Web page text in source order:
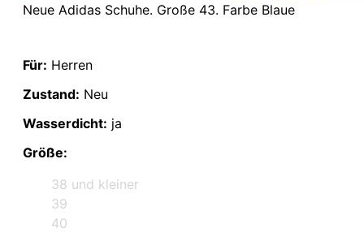
Neue Adidas Schuhe. Große 43. Farbe Blaue
Für: Herren
Zustand: Neu
Wasserdicht: ja
Größe:
38 und kleiner
39
40